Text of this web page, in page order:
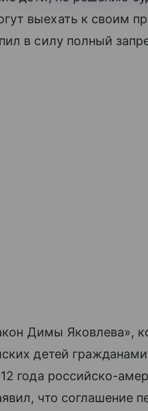
выехать к своим
в силу полный
Димы Яковлева»,
детей
года российско-
что соглашение